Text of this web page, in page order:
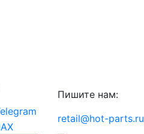
Пишите нам:
retail@hot-parts.ru